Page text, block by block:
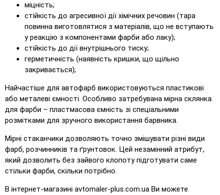
міцність;
стійкість до агресивної дії хімічних речовин (тара
повинна виготовлятися з матеріалів, що не вступають
у реакцію з компонентами фарби або лаку);
стійкість до дії внутрішнього тиску;
герметичність (наявність кришки, що щільно
закривається);
Найчастіше для автофарб використовуються пластикові
або металеві ємності. Особливо затребувана мірна склянка
для фарби – пластмасова ємність зі спеціальними
розмітками для зручного використання барвника.
Мірні стаканчики дозволяють точно змішувати різні види
фарб, розчинників та ґрунтовок. Цей незамінний атрибут,
який дозволить без зайвого клопоту підготувати саме
стільки фарби, скільки потрібно.
В інтернет-магазині avtomaler-plus.com.ua Ви можете